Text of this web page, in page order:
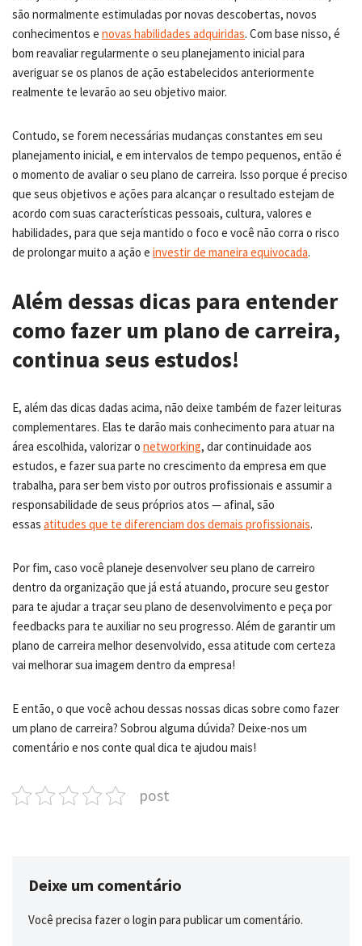
são normalmente estimuladas por novas descobertas, novos
conhecimentos e novas habilidades adquiridas. Com base nisso, é
bom reavaliar regularmente o seu planejamento inicial para
averiguar se os planos de ação estabelecidos anteriormente
realmente te levarão ao seu objetivo maior.
Contudo, se forem necessárias mudanças constantes em seu
planejamento inicial, e em intervalos de tempo pequenos, então é
o momento de avaliar o seu plano de carreira. Isso porque é preciso
que seus objetivos e ações para alcançar o resultado estejam de
acordo com suas características pessoais, cultura, valores e
habilidades, para que seja mantido o foco e você não corra o risco
de prolongar muito a ação e investir de maneira equivocada.
Além dessas dicas para entender
como fazer um plano de carreira,
continua seus estudos!
E, além das dicas dadas acima, não deixe também de fazer leituras
complementares. Elas te darão mais conhecimento para atuar na
área escolhida, valorizar o networking, dar continuidade aos
estudos, e fazer sua parte no crescimento da empresa em que
trabalha, para ser bem visto por outros profissionais e assumir a
responsabilidade de seus próprios atos — afinal, são
essas atitudes que te diferenciam dos demais profissionais.
Por fim, caso você planeje desenvolver seu plano de carreiro
dentro da organização que já está atuando, procure seu gestor
para te ajudar a traçar seu plano de desenvolvimento e peça por
feedbacks para te auxiliar no seu progresso. Além de garantir um
plano de carreira melhor desenvolvido, essa atitude com certeza
vai melhorar sua imagem dentro da empresa!
E então, o que você achou dessas nossas dicas sobre como fazer
um plano de carreira? Sobrou alguma dúvida? Deixe-nos um
comentário e nos conte qual dica te ajudou mais!
post
Deixe um comentário
Você precisa fazer o login para publicar um comentário.